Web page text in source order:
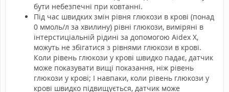
бути небезпечні при ковтанні.
Під час швидких змін рівня глюкози в крові (понад
0 ммоль/л за хвилину) рівні глюкози, виміряні в
інтерстиціальній рідині за допомогою Aidex X,
можуть не збігатися з рівнями глюкози в крові.
Коли рівень глюкози у крові швидко падає, датчик
може показувати вищі показання, ніж рівень
глюкози у крові; І навпаки, коли рівень глюкози у
крові швидко підвищується, датчик може